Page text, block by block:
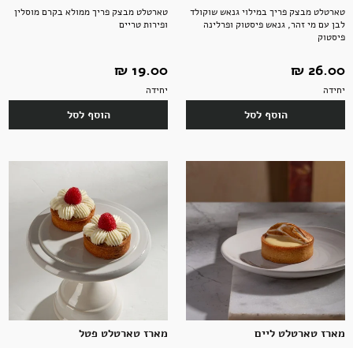
טארטלט מבצק פריך במילוי גנאש שוקולד
לבן עם מי זהר, גנאש פיסטוק ופרלינה
פיסטוק
26.00 ‏₪
יחידה
הוסף לסל
טארטלט מבצק פריך ממולא בקרם מוסלין
ופירות טריים
19.00 ‏₪
יחידה
הוסף לסל
מארז טארטלט ליים מארז טארטלט פטל